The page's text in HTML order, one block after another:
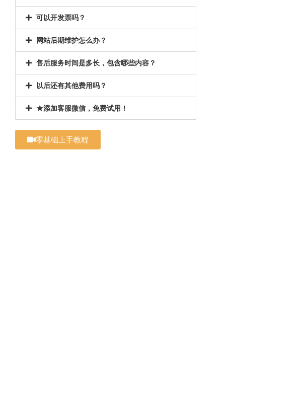
可以开发票吗？
网站后期维护怎么办？
售后服务时间是多长，包含哪些内容？
以后还有其他费用吗？
★添加客服微信，免费试用！
零基础上手教程